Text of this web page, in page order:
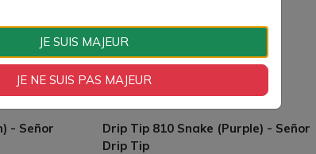
- Señor
Drip Tip 810 Snake (Purple) - Señor
Drip Tip
JE SUIS MAJEUR
JE NE SUIS PAS MAJEUR